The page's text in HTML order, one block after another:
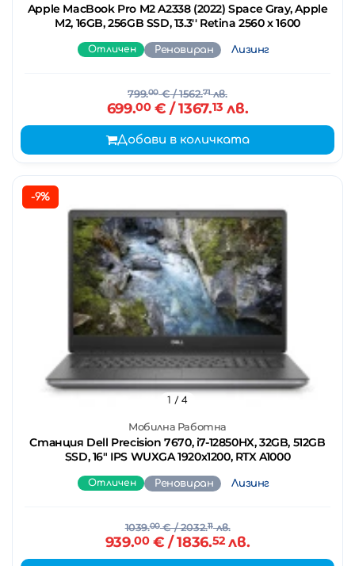
Apple MacBook Pro M2 A2338 (2022) Space Gray, Apple
M2, 16GB, 256GB SSD, 13.3'' Retina 2560 x 1600
Отличен Реновиран Лизинг
799.00€/ 1562.71лв.
699.00€ / 1367.13 лв.
Добави в количката
-9%
Мобилна Работна
Станция Dell Precision 7670, i7-12850HX, 32GB, 512GB
SSD, 16" IPS WUXGA 1920x1200, RTX A1000
1 / 4
Отличен Реновиран Лизинг
1039.00€/ 2032.11лв.
939.00€ / 1836.52лв.